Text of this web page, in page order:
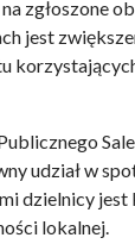
zgłoszone
jest
udział w
dzielnicy
lokalnej.